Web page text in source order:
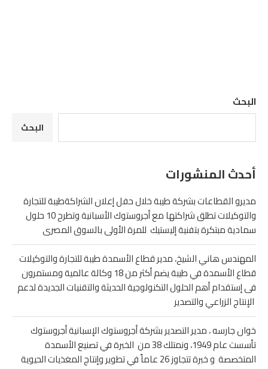
البحث
البحث
أحدث المنشورات
مديرو القطاعات بشركة طيبة خلال حفل إعلان الشراكةطيبة للتجارة
والتوكيلات تطلق شراكتها مع أجروستوك الأسبانية وتطرح 10 حلول
سمادية مبتكرة بتفنية إليستيك للمرة الأولى بالسوق المصرى
المهندس هاني الشيخ، مدير قطاع الأسمدة طيبة للتجارة والتوكيلات
قطاع الأسمدة في طيبة يضم أكثر من 18 وكالة عالمية ومستمرون
فى إستقدام أهم الحلول التكنولوجية الحديثة والتقنيات الجديدة لدعم
الإنتاج الزراعي والتصدير
خوان جارسه ، مدير التصدير بشركة أجروستوك الإسبانية أجروستوك
تأسست عام 1949، ونمتلك 38 من الخبرة في تصنيع الأسمدة
المتخصصة و خبرة تتجاوز 26 عاماً في تطوير وإنتاج المغذيات الحيوية